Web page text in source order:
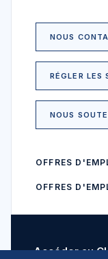
NOUS
RÉGLER LES
NOUS
OFFRES
OFFRES
Accéder au